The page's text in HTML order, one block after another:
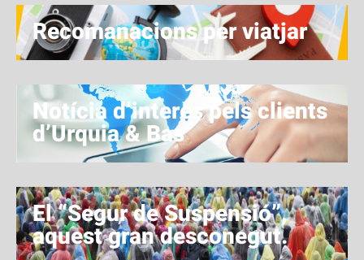
Recomanacions per viatjar
Notícia d’interès pels clients
d’Urquia & Bas
El “Segur de Suspensió”,
aquest gran desconegut.